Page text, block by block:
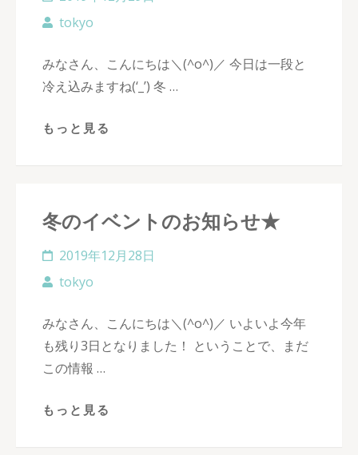
tokyo
みなさん、こんにちは＼(^o^)／ 今日は一段と
冷え込みますね(‘_’) 冬 …
もっと見る
冬のイベントのお知らせ★
2019年12月28日
tokyo
みなさん、こんにちは＼(^o^)／ いよいよ今年
も残り3日となりました！ ということで、まだ
この情報 …
もっと見る